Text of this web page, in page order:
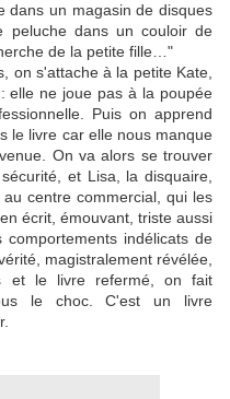
dans un magasin de disques
peluche dans un couloir de
de la petite fille…"
on s'attache à la petite Kate,
elle ne joue pas à la poupée
Puis on apprend
le livre car elle nous manque
On va alors se trouver
et Lisa, la disquaire,
centre commercial, qui les
écrit, émouvant, triste aussi
indélicats de
magistralement révélée,
et le livre refermé, on fait
le choc. C'est un livre